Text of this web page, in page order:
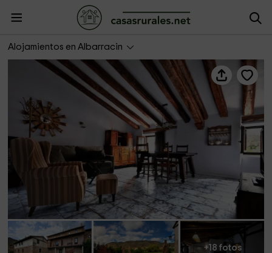
Alojamientos en Albarracin
Apartamento Azul - La Casa Grande de Albarracín
+18 fotos